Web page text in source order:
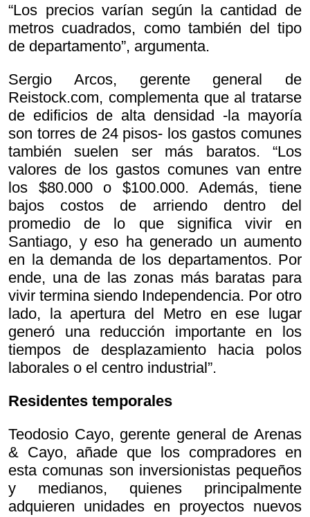
“Los precios varían según la cantidad de
metros cuadrados, como también del tipo
de departamento”, argumenta.
Sergio Arcos, gerente general de
Reistock.com, complementa que al tratarse
de edificios de alta densidad -la mayoría
son torres de 24 pisos- los gastos comunes
también suelen ser más baratos. “Los
valores de los gastos comunes van entre
los $80.000 o $100.000. Además, tiene
bajos costos de arriendo dentro del
promedio de lo que significa vivir en
Santiago, y eso ha generado un aumento
en la demanda de los departamentos. Por
ende, una de las zonas más baratas para
vivir termina siendo Independencia. Por otro
lado, la apertura del Metro en ese lugar
generó una reducción importante en los
tiempos de desplazamiento hacia polos
laborales o el centro industrial”.
Residentes temporales
Teodosio Cayo, gerente general de Arenas
& Cayo, añade que los compradores en
esta comunas son inversionistas pequeños
y medianos, quienes principalmente
adquieren unidades en proyectos nuevos